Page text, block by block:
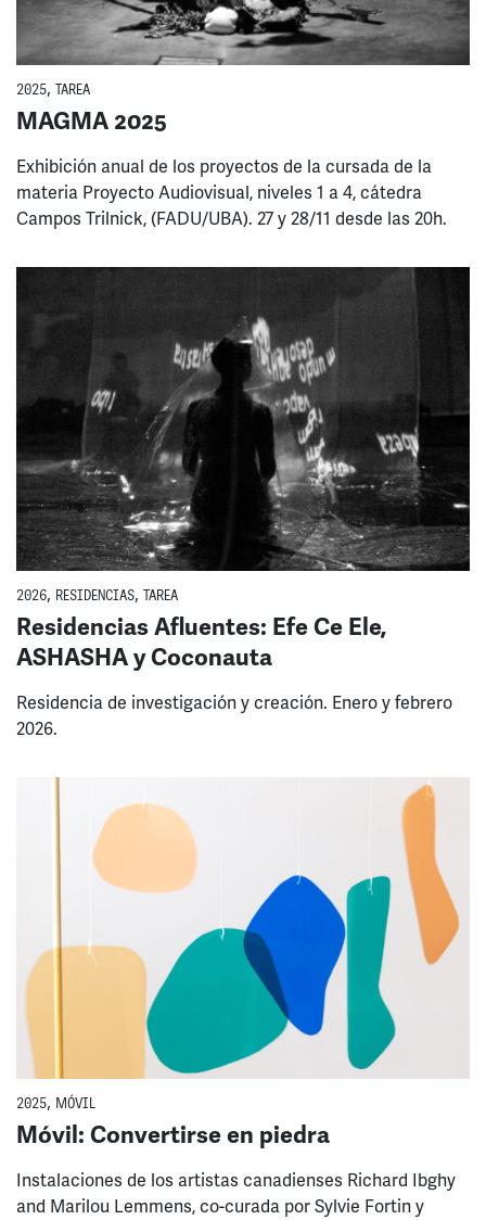
2025, TAREA
MAGMA 2025
Exhibición anual de los proyectos de la cursada de la
materia Proyecto Audiovisual, niveles 1 a 4, cátedra
Campos Trilnick, (FADU/UBA). 27 y 28/11 desde las 20h.
2026, RESIDENCIAS, TAREA
Residencias Afluentes: Efe Ce Ele,
ASHASHA y Coconauta
Residencia de investigación y creación. Enero y febrero
2026.
2025, MÓVIL
Móvil: Convertirse en piedra
Instalaciones de los artistas canadienses Richard Ibghy
and Marilou Lemmens, co-curada por Sylvie Fortin y